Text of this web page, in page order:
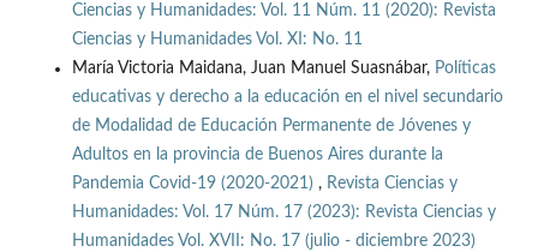
Ciencias y Humanidades: Vol. 11 Núm. 11 (2020): Revista
Ciencias y Humanidades Vol. XI: No. 11
María Victoria Maidana, Juan Manuel Suasnábar, Políticas
educativas y derecho a la educación en el nivel secundario
de Modalidad de Educación Permanente de Jóvenes y
Adultos en la provincia de Buenos Aires durante la
Pandemia Covid-19 (2020-2021) , Revista Ciencias y
Humanidades: Vol. 17 Núm. 17 (2023): Revista Ciencias y
Humanidades Vol. XVII: No. 17 (julio - diciembre 2023)